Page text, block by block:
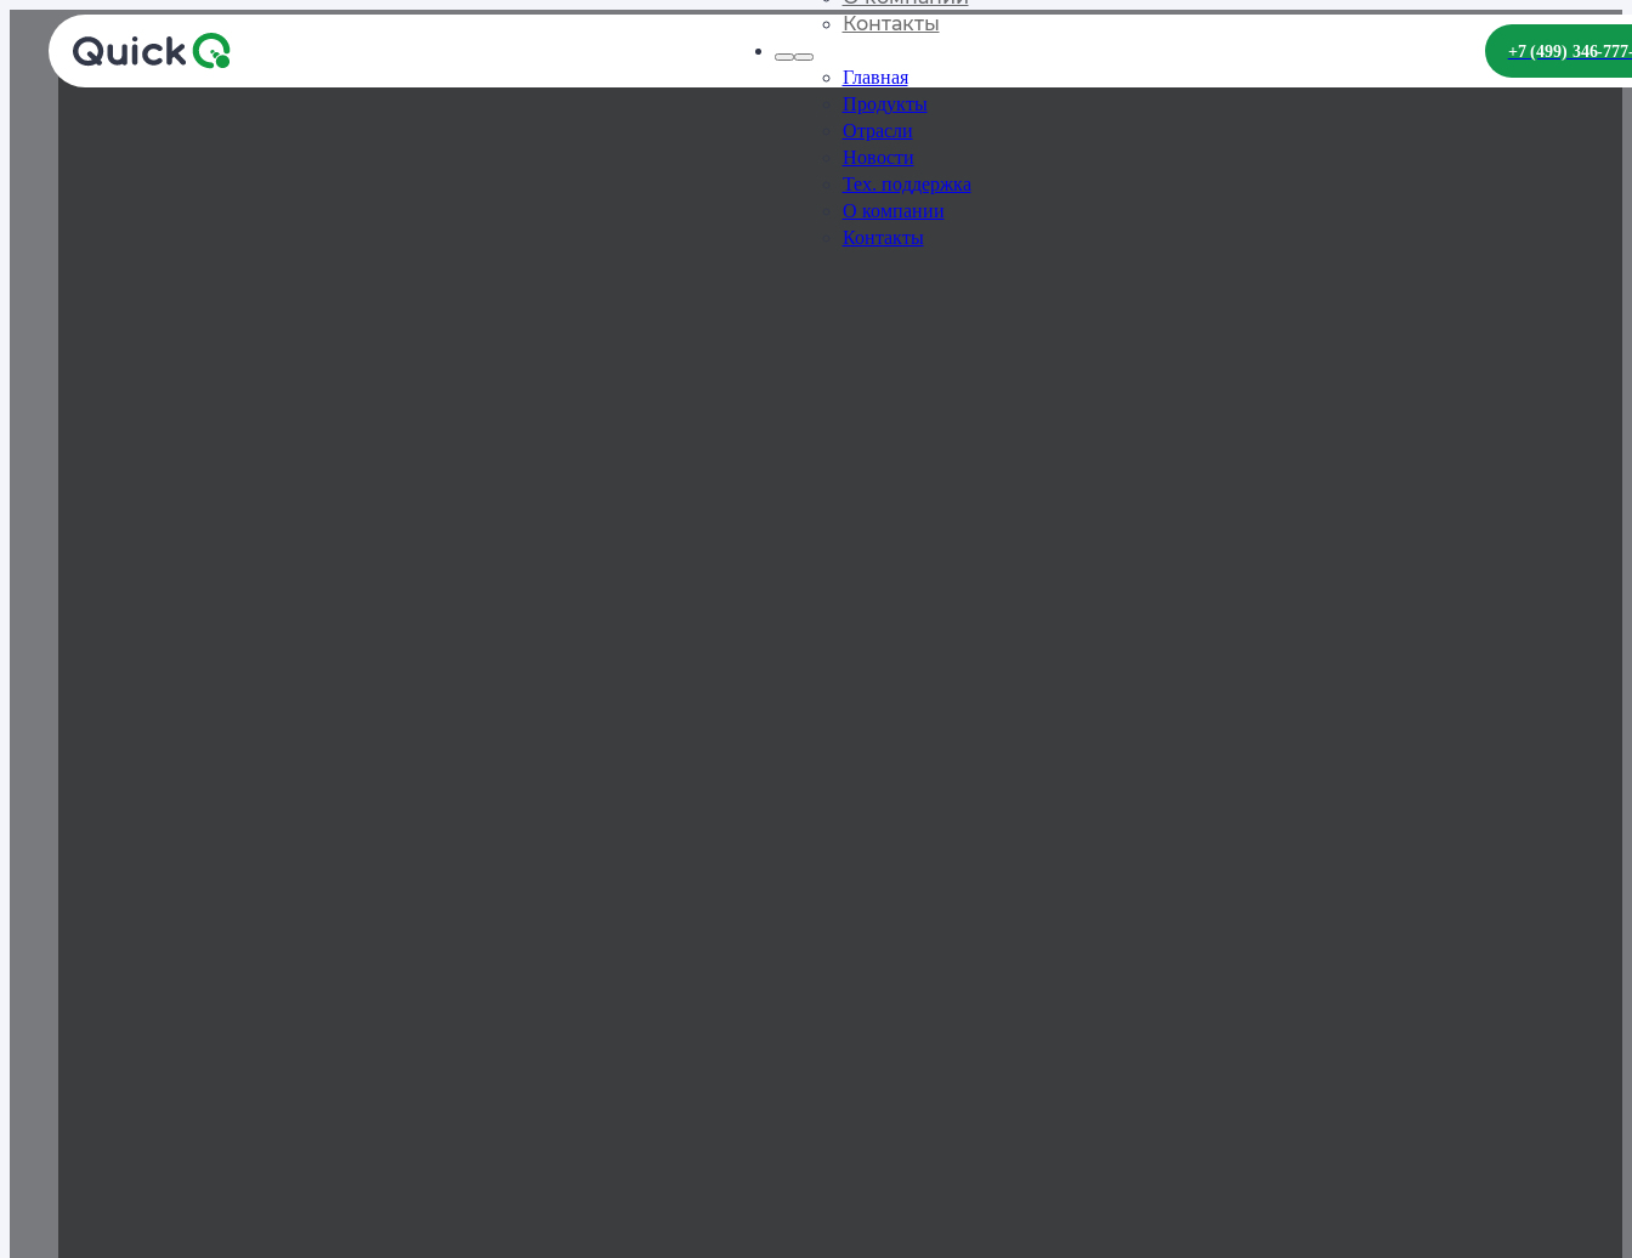
Контакты
Главная
Продукты
Отрасли
Новости
Тех. поддержка
О компании
Контакты
+7 (499) 346-